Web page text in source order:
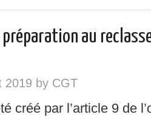
préparation au
2019 by CGT
créé par l’article 9 de